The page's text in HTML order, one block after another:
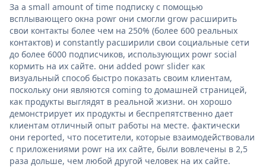
За a small amount of time подписку с помощью
всплывающего окна powr они смогли grow расширить
свои контакты более чем на 250% (более 600 реальных
контактов) и constantly расширили свои социальные сети
до более 6000 подписчиков, использующих powr social
кормить на их сайте. они added powr slider как
визуальный способ быстро показать своим клиентам,
поскольку они являются coming to домашней страницей,
как продукты выглядят в реальной жизни. он хорошо
демонстрирует их продукты и беспрепятственно дает
клиентам отличный опыт работы на месте. фактически
они reported, что посетители, которые взаимодействовали
с приложениями powr на их сайте, были вовлечены в 2,5
раза дольше, чем любой другой человек на их сайте.